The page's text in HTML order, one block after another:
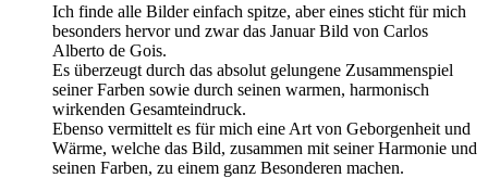
Ich finde alle Bilder einfach spitze, aber eines sticht für mich
besonders hervor und zwar das Januar Bild von Carlos
Alberto de Gois.
Es überzeugt durch das absolut gelungene Zusammenspiel
seiner Farben sowie durch seinen warmen, harmonisch
wirkenden Gesamteindruck.
Ebenso vermittelt es für mich eine Art von Geborgenheit und
Wärme, welche das Bild, zusammen mit seiner Harmonie und
seinen Farben, zu einem ganz Besonderen machen.